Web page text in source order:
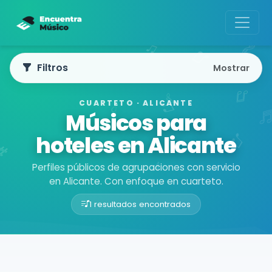
CUARTETO · ALICANTE
Músicos para
hoteles en Alicante
Perfiles públicos de agrupaciones con servicio
en Alicante. Con enfoque en cuarteto.
1 resultados encontrados
Buscador de músicos
Filtros Mostrar